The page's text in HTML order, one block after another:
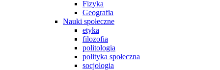
Fizyka
Geografia
Nauki społeczne
etyka
filozofia
politologia
polityka społeczna
socjologia